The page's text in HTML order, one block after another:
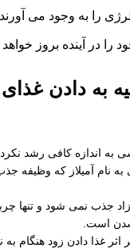
را به وجود می
به دادن غذای
به اندازه کافی رشد
آنزیمی به نام آمیلاز که
جذب نمی شود و تنها
است.
اثر غذا دادن زود هنگام